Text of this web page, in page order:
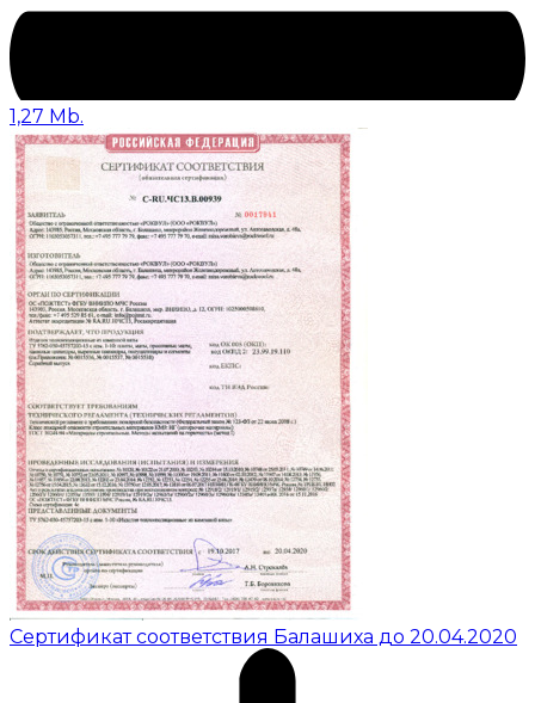
1,27 Mb.
Сертификат соответствия Балашиха до 20.04.2020